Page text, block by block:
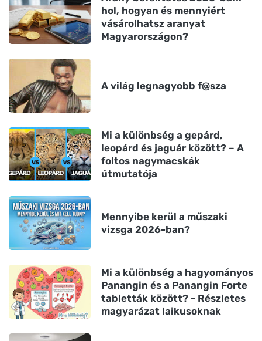
hol, hogyan és mennyiért
vásárolhatsz aranyat
Magyarországon?
A világ legnagyobb f@sza
Mi a különbség a gepárd,
leopárd és jaguár között? – A
foltos nagymacskák
útmutatója
Mennyibe kerül a műszaki
vizsga 2026-ban?
Mi a különbség a hagyományos
Panangin és a Panangin Forte
tabletták között? - Részletes
magyarázat laikusoknak